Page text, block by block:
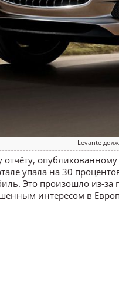
Levante
отчёту,
упала на 30
Это произошло из-
интересом в